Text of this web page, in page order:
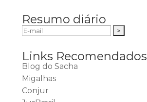
Resumo diário
Links Recomendados
Blog do Sacha
Migalhas
Conjur